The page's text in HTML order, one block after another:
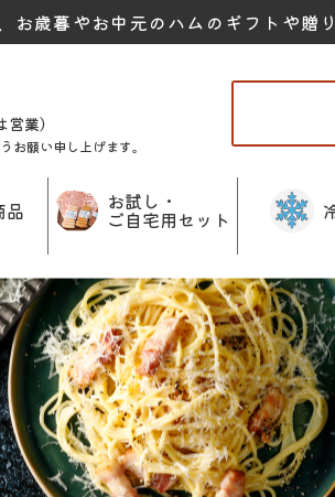
歳暮やお中元のハムのギフトや贈
業）
お願い申し上げます。
品 お試し・
ご自宅用セット